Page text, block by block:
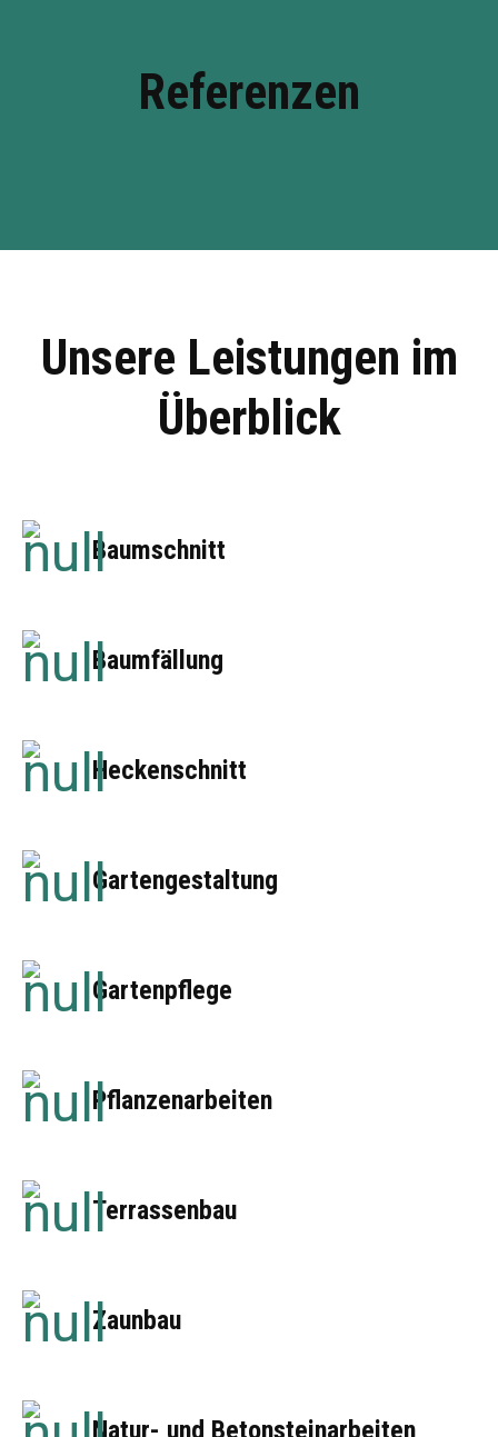
Referenzen
Unsere Leistungen im
Überblick
Baumschnitt
Baumfällung
Heckenschnitt
Gartengestaltung
Gartenpflege
Pflanzenarbeiten
Terrassenbau
Zaunbau
Natur- und Betonsteinarbeiten